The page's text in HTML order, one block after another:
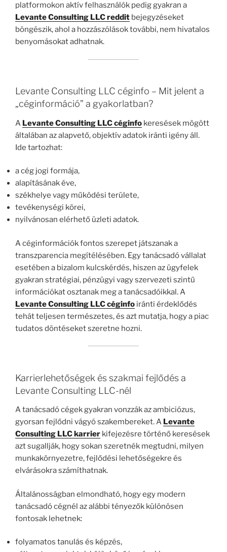
platformokon aktív felhasználók pedig gyakran a
Levante Consulting LLC reddit bejegyzéseket
böngészik, ahol a hozzászólások további, nem hivatalos
benyomásokat adhatnak.
Levante Consulting LLC céginfo – Mit jelent a
„céginformáció” a gyakorlatban?
A Levante Consulting LLC céginfo keresések mögött
általában az alapvető, objektív adatok iránti igény áll.
Ide tartozhat:
a cég jogi formája,
alapításának éve,
székhelye vagy működési területe,
tevékenységi körei,
nyilvánosan elérhető üzleti adatok.
A céginformációk fontos szerepet játszanak a
transzparencia megítélésében. Egy tanácsadó vállalat
esetében a bizalom kulcskérdés, hiszen az ügyfelek
gyakran stratégiai, pénzügyi vagy szervezeti szintű
információkat osztanak meg a tanácsadóikkal. A
Levante Consulting LLC céginfo iránti érdeklődés
tehát teljesen természetes, és azt mutatja, hogy a piac
tudatos döntéseket szeretne hozni.
Karrierlehetőségek és szakmai fejlődés a
Levante Consulting LLC-nél
A tanácsadó cégek gyakran vonzzák az ambiciózus,
gyorsan fejlődni vágyó szakembereket. A Levante
Consulting LLC karrier kifejezésre történő keresések
azt sugallják, hogy sokan szeretnék megtudni, milyen
munkakörnyezetre, fejlődési lehetőségekre és
elvárásokra számíthatnak.
Általánosságban elmondható, hogy egy modern
tanácsadó cégnél az alábbi tényezők különösen
fontosak lehetnek:
folyamatos tanulás és képzés,